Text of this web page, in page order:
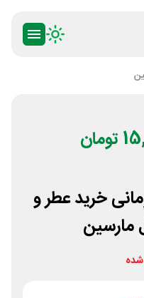
هزار تومانی خرید عطر و
مارسین